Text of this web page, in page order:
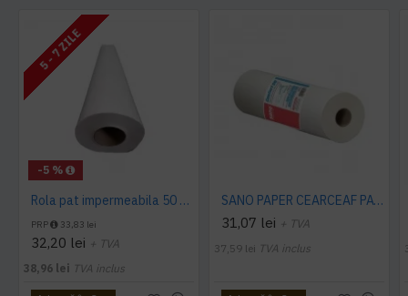
-5 %
5 - 7 ZILE
Rola pat impermeabila 50 cm x 50 m, 12 buc./ bax AQAS
PRP 33,83 lei
32,20 lei + TVA
38,96 lei TVA inclus
SANO PAPER CEARCEAF PAT, 60 cm x 50 m
31,07 lei + TVA
37,59 lei TVA inclus